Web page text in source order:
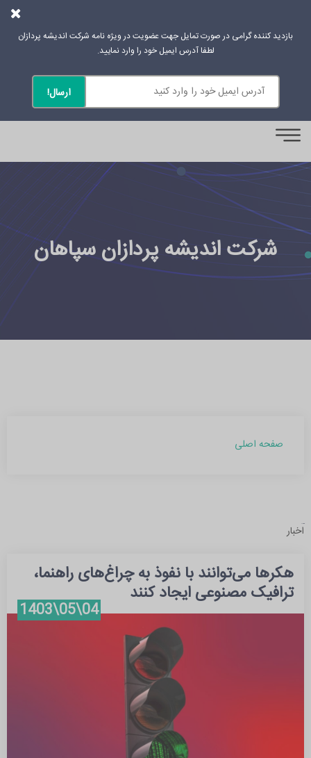
شرکت اندیشه پردازان سپاهان
صفحه اصلی
آرشیو مطالب
بهمن 1403 (1)
آبان 1402 (2)
شهریور 1402 (1)
مرداد 1402 (6)
اخبار
هکرها می‌توانند با نفوذ به چراغ‌های راهنما،
ترافیک مصنوعی ایجاد کنند
04\05\1403
بازدید کننده گرامی در صورت تمایل جهت عضویت در ویژه نامه شرکت اندیشه پردازان
لطفا آدرس ایمیل خود را وارد نمایید.